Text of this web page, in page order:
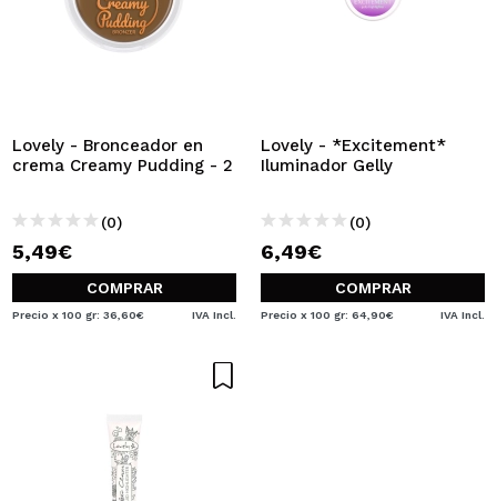
Lovely - Bronceador en
crema Creamy Pudding - 2
(0)
5,49€
COMPRAR
Precio x 100 gr: 36,60€ IVA Incl.
Lovely - *Excitement*
Iluminador Gelly
(0)
6,49€
COMPRAR
Precio x 100 gr: 64,90€ IVA Incl.